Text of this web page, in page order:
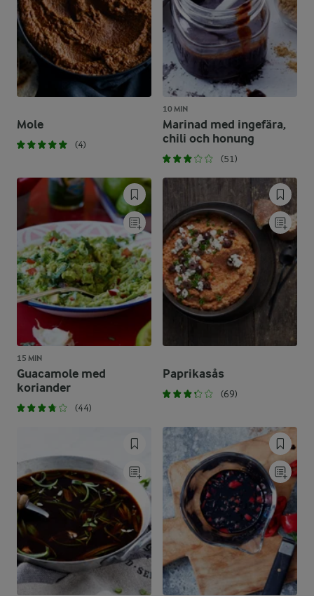
Mole
(4)
10 MIN
Marinad med ingefära,
chili och honung
(51)
15 MIN
Guacamole med
koriander
(44)
Paprikasås
(69)